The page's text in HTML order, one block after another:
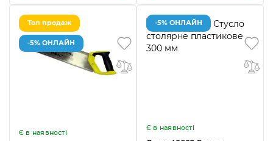
Топ продаж
-5% ОНЛАЙН
Є в наявності
-5% ОНЛАЙН
Є в наявності